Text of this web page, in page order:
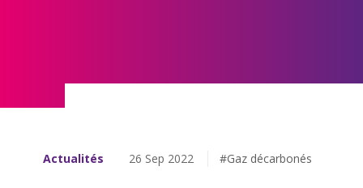
Actualités 26 Sep 2022 #Gaz décarbonés